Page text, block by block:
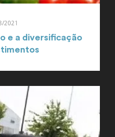
2021
e a diversificação